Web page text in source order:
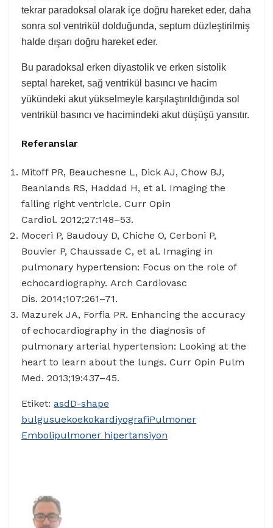
tekrar paradoksal olarak içe doğru hareket eder, daha
sonra sol ventrikül dolduğunda, septum düzleştirilmiş
halde dışarı doğru hareket eder.
Bu paradoksal erken diyastolik ve erken sistolik
septal hareket, sağ ventrikül basıncı ve hacim
yükündeki akut yükselmeyle karşılaştırıldığında sol
ventrikül basıncı ve hacimindeki akut düşüşü yansıtır.
Referanslar
Mitoff PR, Beauchesne L, Dick AJ, Chow BJ,
Beanlands RS, Haddad H, et al. Imaging the
failing right ventricle. Curr Opin
Cardiol. 2012;27:148–53.
Moceri P, Baudouy D, Chiche O, Cerboni P,
Bouvier P, Chaussade C, et al. Imaging in
pulmonary hypertension: Focus on the role of
echocardiography. Arch Cardiovasc
Dis. 2014;107:261–71.
Mazurek JA, Forfia PR. Enhancing the accuracy
of echocardiography in the diagnosis of
pulmonary arterial hypertension: Looking at the
heart to learn about the lungs. Curr Opin Pulm
Med. 2013;19:437–45.
Etiket: asdD-shape
bulgusuekoekokardiyografiPulmoner
Embolipulmoner hipertansiyon